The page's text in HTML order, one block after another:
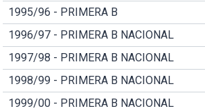
1995/96 - PRIMERA B
1996/97 - PRIMERA B NACIONAL
1997/98 - PRIMERA B NACIONAL
1998/99 - PRIMERA B NACIONAL
1999/00 - PRIMERA B NACIONAL